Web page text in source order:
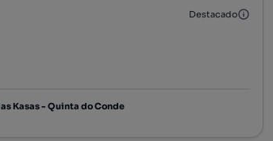
Destacado
Kasas - Quinta do Conde